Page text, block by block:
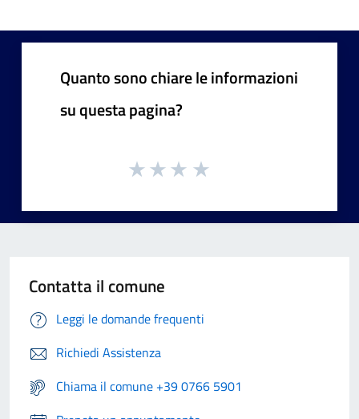
Quanto sono chiare le informazioni
su questa pagina?
Contatta il comune
Leggi le domande frequenti
Richiedi Assistenza
Chiama il comune +39 0766 5901